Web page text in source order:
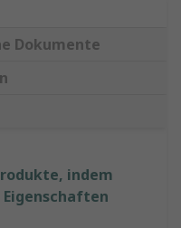
Dokumente
indem